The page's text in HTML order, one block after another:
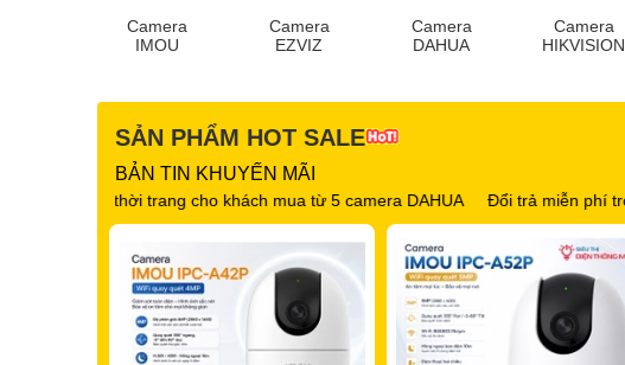
Camera
IMOU
Camera
EZVIZ
Camera
DAHUA
Camera
HIKVISION
SẢN PHẨM HOT SALE
BẢN TIN KHUYẾN MÃI
trang cho khách mua từ 5 camera DAHUA Đổi trả miễn phí trong vòng 7 ngày